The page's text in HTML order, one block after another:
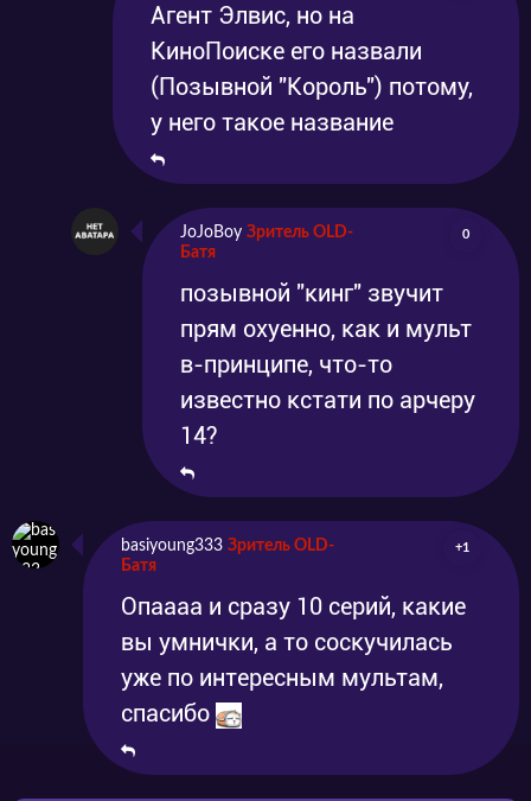
Агент Элвис, но на
КиноПоиске его назвали
(Позывной "Король") потому,
у него такое название
JoJoBoy Зритель OLD-
Батя
0
позывной "кинг" звучит
прям охуенно, как и мульт
в-принципе, что-то
известно кстати по арчеру
14?
basiyoung333 Зритель OLD-
Батя
+1
Опаааа и сразу 10 серий, какие
вы умнички, а то соскучилась
уже по интересным мультам,
спасибо